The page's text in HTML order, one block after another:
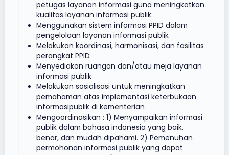
petugas layanan informasi guna meningkatkan
kualitas layanan informasi publik
Menggunakan sistem informasi PPID dalam
pengelolaan layanan informasi publik
Melakukan koordinasi, harmonisasi, dan fasilitas
perangkat PPID
Menyediakan ruangan dan/atau meja layanan
informasi publik
Melakukan sosialisasi untuk meningkatkan
pemahaman atas implementasi keterbukaan
informasipublik di kementerian
Mengoordinasikan : 1) Menyampaikan informasi
publik dalam bahasa indonesia yang baik,
benar, dan mudah dipahami. 2) Pemenuhan
permohonan informasi publik yang dapat